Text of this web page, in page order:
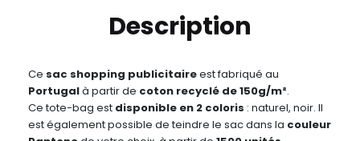
Description
Ce sac shopping publicitaireest fabriqué au
Portugalà partir de coton recyclé de 150g/m².
Ce tote-bag est disponible en 2 coloris : naturel, noir. Il
est également possible de teindre le sac dans la couleur